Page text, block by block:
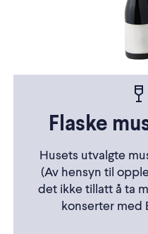
Flaske
Husets utvalgte
(Av hensyn til
det ikke tillatt å ta
konserter med